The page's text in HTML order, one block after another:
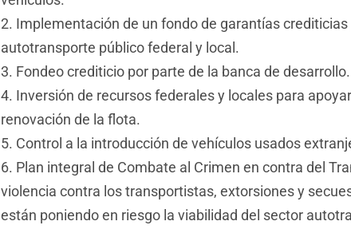
2. Implementación de un fondo de garantías
autotransporte público federal y local.
3. Fondeo crediticio por parte de la banca de desarrollo.
4. Inversión de recursos federales y locales para
renovación de la flota.
5. Control a la introducción de vehículos usados
6. Plan integral de Combate al Crimen en contra del
violencia contra los transportistas, extorsiones y
están poniendo en riesgo la viabilidad del sector